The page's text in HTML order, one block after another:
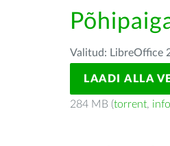
Valitud: LibreOffice
LAADI ALLA
284 MB (torrent, info